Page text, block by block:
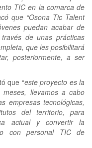
TIC en la comarca de
que “Osona Tic Talent
puedan acabar de
de unas prácticas
que les posibilitará
posteriormente, a ser
que “este proyecto es la
llevamos a cabo
empresas tecnológicas,
del territorio, para
actual y convertir la
con personal TIC de